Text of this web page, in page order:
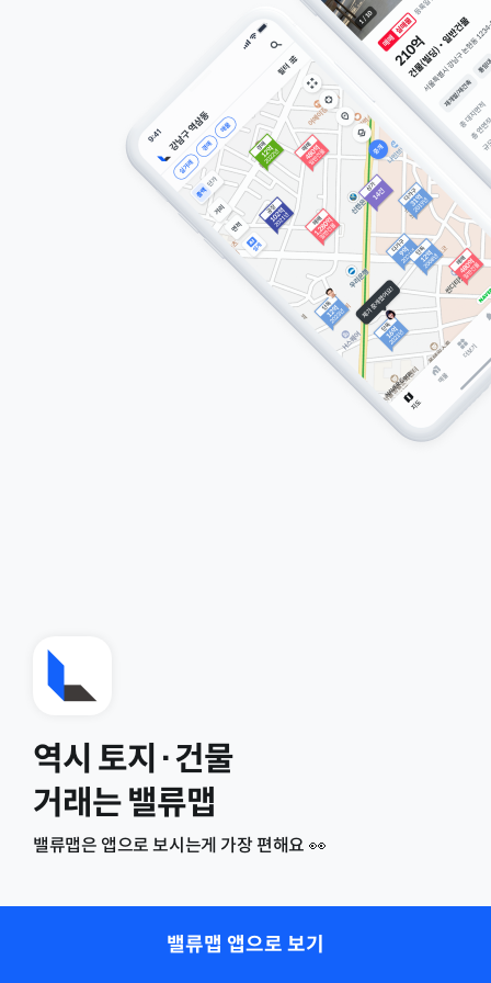
역시 토지·건물
거래는 밸류맵
밸류맵은 앱으로 보시는게 가장 편해요 👀
밸류맵 앱으로 보기